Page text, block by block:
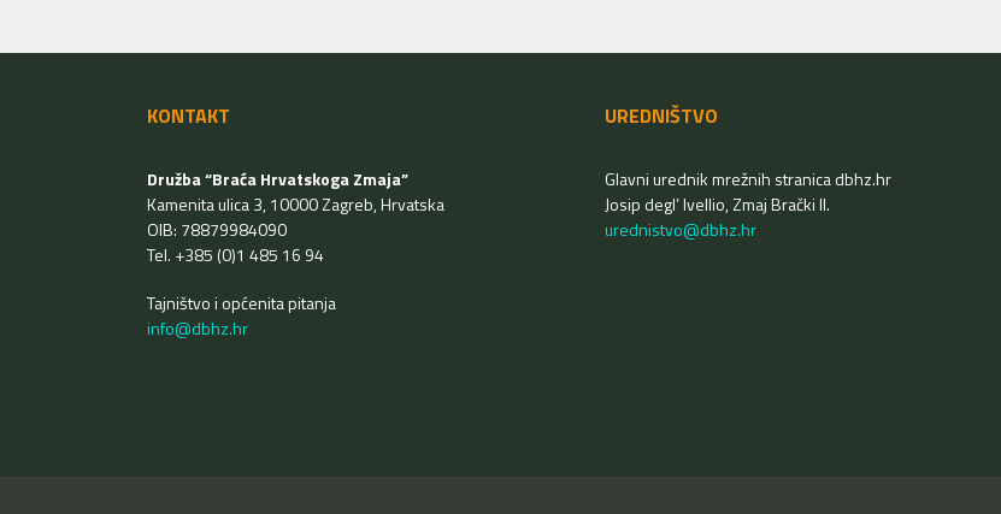
KONTAKT
Družba “Braća Hrvatskoga Zmaja”
Kamenita ulica 3, 10000 Zagreb, Hrvatska
OIB: 78879984090
Tel. +385 (0)1 485 16 94
Tajništvo i općenita pitanja
info@dbhz.hr
UREDNIŠTVO
Glavni urednik mrežnih stranica dbhz.hr
Josip degl’ Ivellio, Zmaj Brački II.
urednistvo@dbhz.hr